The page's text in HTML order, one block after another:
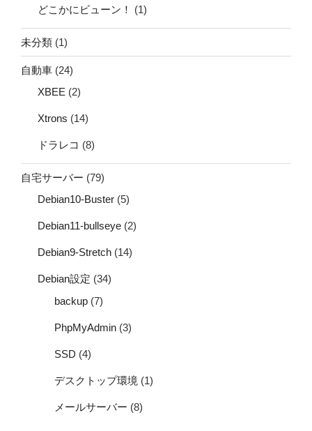
どこかにビューン！ (1)
未分類 (1)
自動車 (24)
XBEE (2)
Xtrons (14)
ドラレコ (8)
自宅サーバー (79)
Debian10-Buster (5)
Debian11-bullseye (2)
Debian9-Stretch (14)
Debian設定 (34)
backup (7)
PhpMyAdmin (3)
SSD (4)
デスクトップ環境 (1)
メールサーバー (8)